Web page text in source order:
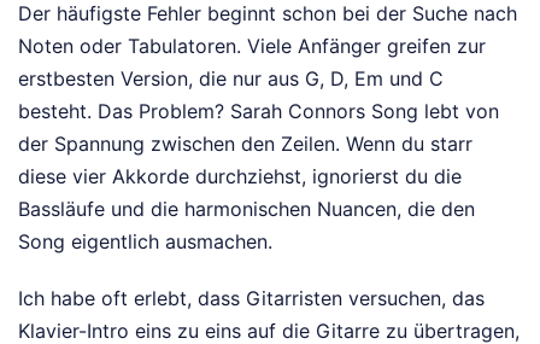
Der häufigste Fehler beginnt schon bei der Suche nach
Noten oder Tabulatoren. Viele Anfänger greifen zur
erstbesten Version, die nur aus G, D, Em und C
besteht. Das Problem? Sarah Connors Song lebt von
der Spannung zwischen den Zeilen. Wenn du starr
diese vier Akkorde durchziehst, ignorierst du die
Bassläufe und die harmonischen Nuancen, die den
Song eigentlich ausmachen.
Ich habe oft erlebt, dass Gitarristen versuchen, das
Klavier-Intro eins zu eins auf die Gitarre zu übertragen,